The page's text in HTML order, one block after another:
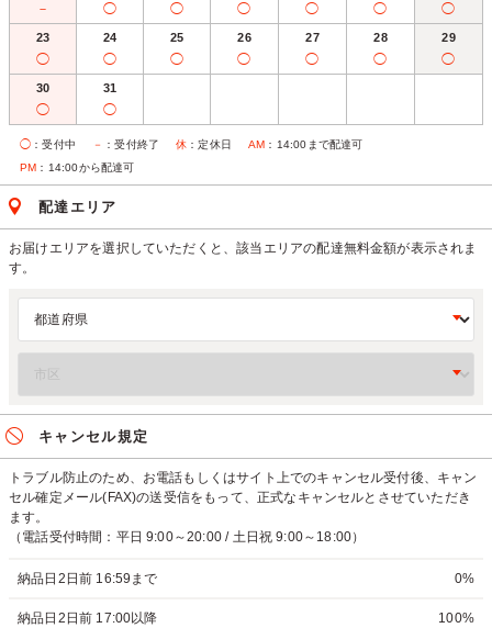
－ ◯ ◯ ◯ ◯ ◯ ◯
23
◯
24
◯
25
◯
26
◯
27
◯
28
◯
29
◯
30
◯
31
◯
◯ ：受付中 － ：受付終了 休 ：定休日 AM ：14:00まで配達可
PM ：14:00から配達可
配達エリア
お届けエリアを選択していただくと、該当エリアの配達無料金額が表示されま
す。
キャンセル規定
トラブル防止のため、お電話もしくはサイト上でのキャンセル受付後、キャン
セル確定メール(FAX)の送受信をもって、正式なキャンセルとさせていただき
ます。
（電話受付時間：平日 9:00～20:00 / 土日祝 9:00～18:00）
納品日2日前 16:59まで 0%
納品日2日前 17:00以降 100%